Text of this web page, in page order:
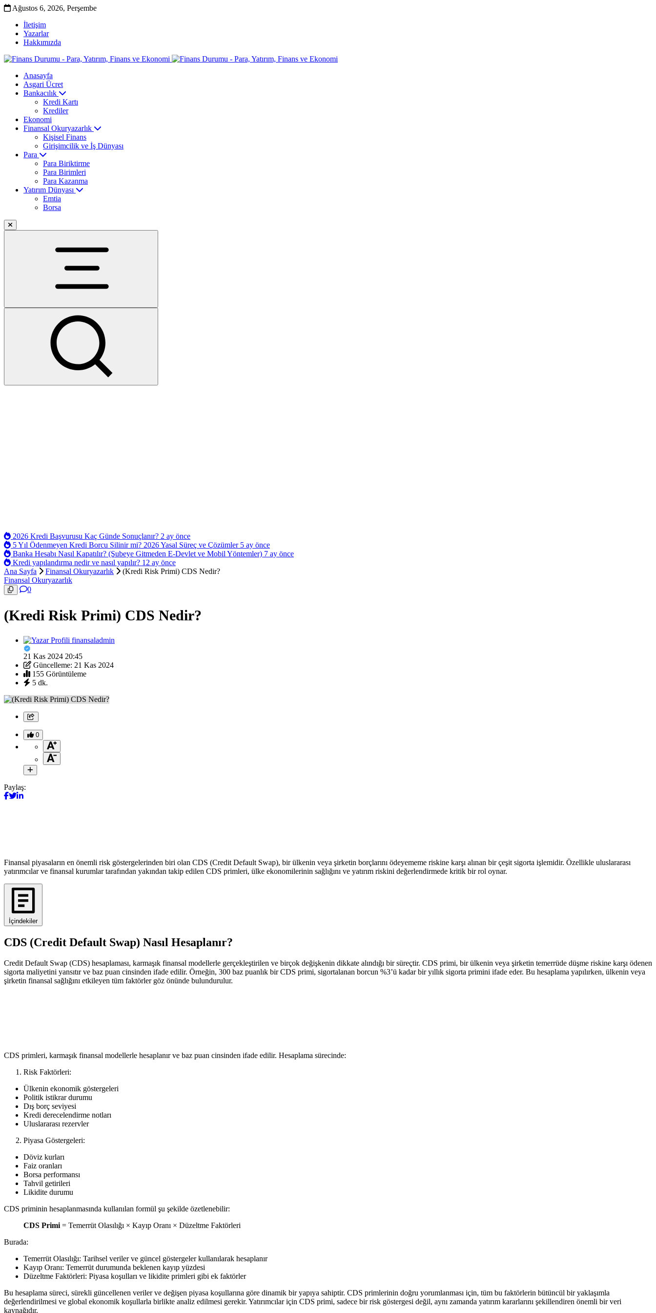
Ağustos 6, 2026, Perşembe
İletişim
Yazarlar
Hakkımızda
Anasayfa
Asgari Ücret
Bankacılık
Kredi Kartı
Krediler
Ekonomi
Finansal Okuryazarlık
Kişisel Finans
Girişimcilik ve İş Dünyası
Para
Para Biriktirme
Para Birimleri
Para Kazanma
Yatırım Dünyası
Emtia
Borsa
2026 Kredi Başvurusu Kaç Günde Sonuçlanır? 2 ay önce
5 Yıl Ödenmeyen Kredi Borcu Silinir mi? 2026 Yasal Süreç ve Çözümler 5 ay önce
Banka Hesabı Nasıl Kapatılır? (Şubeye Gitmeden E-Devlet ve Mobil Yöntemler) 7 ay önce
Kredi yapılandırma nedir ve nasıl yapılır? 12 ay önce
Ana Sayfa
Finansal Okuryazarlık
(Kredi Risk Primi) CDS Nedir?
Finansal Okuryazarlık
0
(Kredi Risk Primi) CDS Nedir?
finansaladmin
21 Kas 2024 20:45
Güncelleme: 21 Kas 2024
155 Görüntüleme
5 dk.
0
Paylaş:
Finansal piyasaların en önemli risk göstergelerinden biri olan CDS (Credit Default Swap), bir ülkenin veya şirketin borçlarını ödeyememe riskine karşı alınan bir çeşit sigorta işlemidir. Özellikle uluslararası
yatırımcılar ve finansal kurumlar tarafından yakından takip edilen CDS primleri, ülke ekonomilerinin sağlığını ve yatırım riskini değerlendirmede kritik bir rol oynar.
İçindekiler
CDS (Credit Default Swap) Nasıl Hesaplanır?
Credit Default Swap (CDS) hesaplaması, karmaşık finansal modellerle gerçekleştirilen ve birçok değişkenin dikkate alındığı bir süreçtir. CDS primi, bir ülkenin veya şirketin temerrüde düşme riskine karşı ödenen
sigorta maliyetini yansıtır ve baz puan cinsinden ifade edilir. Örneğin, 300 baz puanlık bir CDS primi, sigortalanan borcun %3’ü kadar bir yıllık sigorta primini ifade eder. Bu hesaplama yapılırken, ülkenin veya
şirketin finansal sağlığını etkileyen tüm faktörler göz önünde bulundurulur.
CDS primleri, karmaşık finansal modellerle hesaplanır ve baz puan cinsinden ifade edilir. Hesaplama sürecinde:
Risk Faktörleri:
Ülkenin ekonomik göstergeleri
Politik istikrar durumu
Dış borç seviyesi
Kredi derecelendirme notları
Uluslararası rezervler
Piyasa Göstergeleri:
Döviz kurları
Faiz oranları
Borsa performansı
Tahvil getirileri
Likidite durumu
CDS priminin hesaplanmasında kullanılan formül şu şekilde özetlenebilir:
CDS Primi = Temerrüt Olasılığı × Kayıp Oranı × Düzeltme Faktörleri
Burada:
Temerrüt Olasılığı: Tarihsel veriler ve güncel göstergeler kullanılarak hesaplanır
Kayıp Oranı: Temerrüt durumunda beklenen kayıp yüzdesi
Düzeltme Faktörleri: Piyasa koşulları ve likidite primleri gibi ek faktörler
Bu hesaplama süreci, sürekli güncellenen veriler ve değişen piyasa koşullarına göre dinamik bir yapıya sahiptir. CDS primlerinin doğru yorumlanması için, tüm bu faktörlerin bütüncül bir yaklaşımla
değerlendirilmesi ve global ekonomik koşullarla birlikte analiz edilmesi gerekir. Yatırımcılar için CDS primi, sadece bir risk göstergesi değil, aynı zamanda yatırım kararlarını şekillendiren önemli bir veri
kaynağıdır.